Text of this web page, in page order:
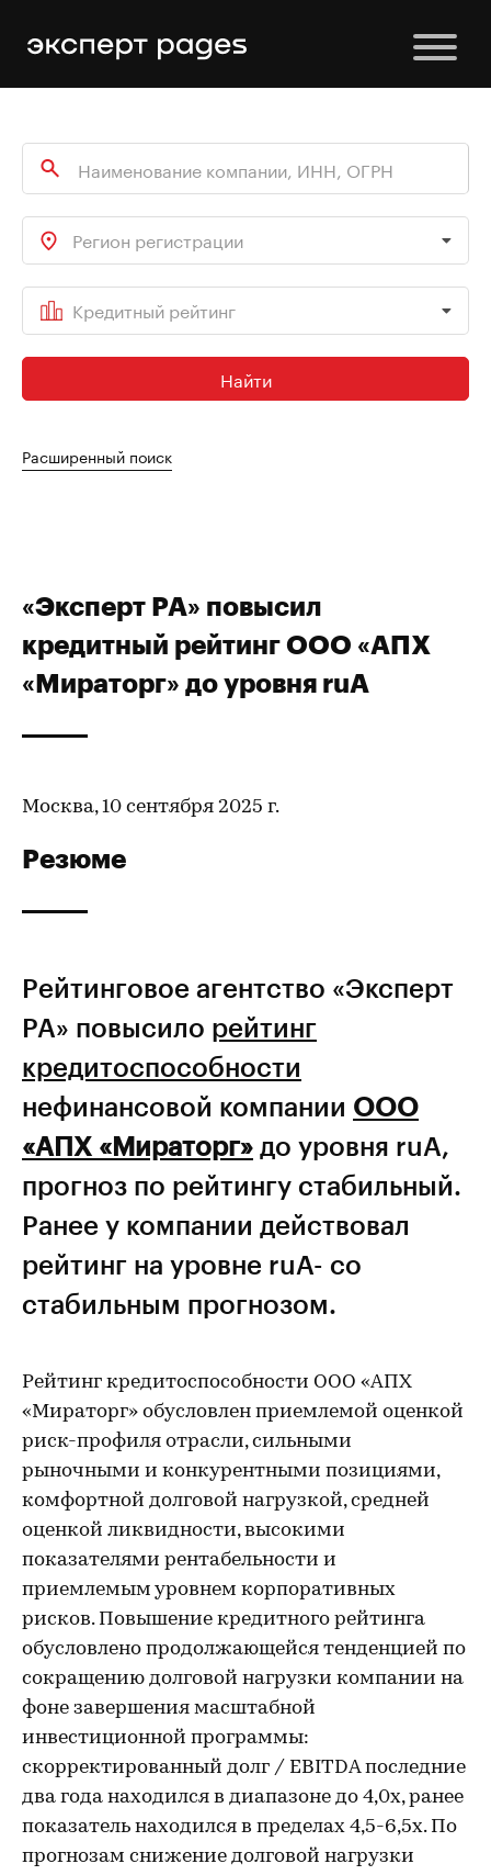
Регион регистрации
Кредитный рейтинг
Найти
Расширенный поиск
«Эксперт РА» повысил
кредитный рейтинг ООО «АПХ
«Мираторг» до уровня ruA
Москва, 10 сентября 2025 г.
Резюме
Рейтинговое агентство «Эксперт
РА» повысило рейтинг
кредитоспособности
нефинансовой компании ООО
«АПХ «Мираторг» до уровня ruA,
прогноз по рейтингу стабильный.
Ранее у компании действовал
рейтинг на уровне ruA- со
стабильным прогнозом.
Рейтинг кредитоспособности ООО «АПХ
«Мираторг» обусловлен приемлемой оценкой
риск-профиля отрасли, сильными
рыночными и конкурентными позициями,
комфортной долговой нагрузкой, средней
оценкой ликвидности, высокими
показателями рентабельности и
приемлемым уровнем корпоративных
рисков. Повышение кредитного рейтинга
обусловлено продолжающейся тенденцией по
сокращению долговой нагрузки компании на
фоне завершения масштабной
инвестиционной программы:
скорректированный долг / EBITDA последние
два года находился в диапазоне до 4,0х, ранее
показатель находился в пределах 4,5-6,5х. По
прогнозам снижение долговой нагрузки